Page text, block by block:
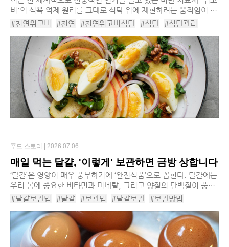
비'의 식욕 억제 원리를 그대로 식탁 위에 재현하려는 움직임이 뜨
겁습니다. 그 중심에는 누구나 냉장고에서 쉽게 찾아볼 수 있는 아
#천연위고비 #천연 #천연위고비식단 #식단 #식단관리
#비만치료제 #위고비 #위고비주사 #식욕억제 #식욕통제
#천연위고비종류 #달걀 #올리브오일 #사과 #불포화지방
#탄단지
#위고비식단 #천연위고비섭취타이밍
#천연위고비섭취순서 #천연위고비레시피
매일 먹는 달걀, '이렇게' 보관하면 금방 상합니다
​‘달걀’은 영양이 매우 풍부하기에 ‘완전식품’으로 꼽힌다. 달걀에는
우리 몸에 중요한 비타민과 미네랄, 그리고 양질의 단백질이 풍부
하게 함유돼 있다. 또한 뼈와 세포 성장에 필수적인 비타민D를 풍
#달걀보관법 #달걀 #보관법 #달걀보관 #보관방법
#달걀보관주의사항 #계란보관법 #달걀섭취 #달걀조리
#달걀껍질
#달걀껍질세균 #달걀냉장보관
#달걀냉동보관
#삶은달걀
#삶은달걀보관방법
푸드 스토리 | 2026.07.06